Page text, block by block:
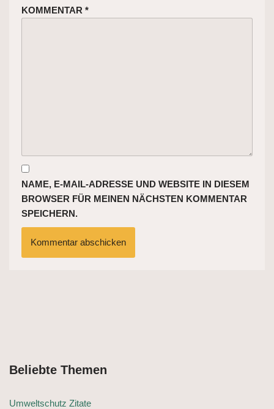
KOMMENTAR *
NAME, E-MAIL-ADRESSE UND WEBSITE IN DIESEM
BROWSER FÜR MEINEN NÄCHSTEN KOMMENTAR
SPEICHERN.
Beliebte Themen
Umweltschutz Zitate